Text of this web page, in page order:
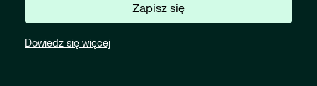
Zapisz się
Dowiedz się więcej